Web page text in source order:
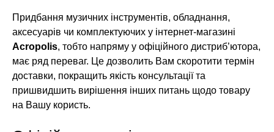
Придбання музичних інструментів, обладнання,
аксесуарів чи комплектуючих у інтернет-магазині
Acropolis, тобто напряму у офіційного дистриб’ютора,
має ряд переваг. Це дозволить Вам скоротити термін
доставки, покращить якість консультації та
пришвидшить вирішення інших питань щодо товару
на Вашу користь.